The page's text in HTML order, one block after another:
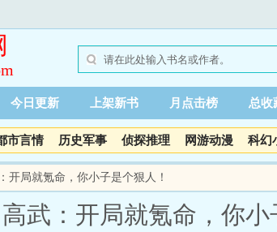
今日更新 上架新书 月点击榜 总收
市言情 历史军事 侦探推理 网游动漫 科幻
开局就氪命，你小子是个狠人！
高武：开局就氪命，你小